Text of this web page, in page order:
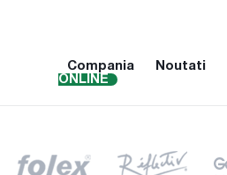
Compania Noutati
ONLINE